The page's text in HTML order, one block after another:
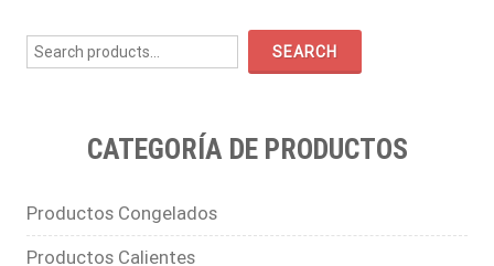
Search
for:
SEARCH
CATEGORÍA DE PRODUCTOS
Productos Congelados
Productos Calientes